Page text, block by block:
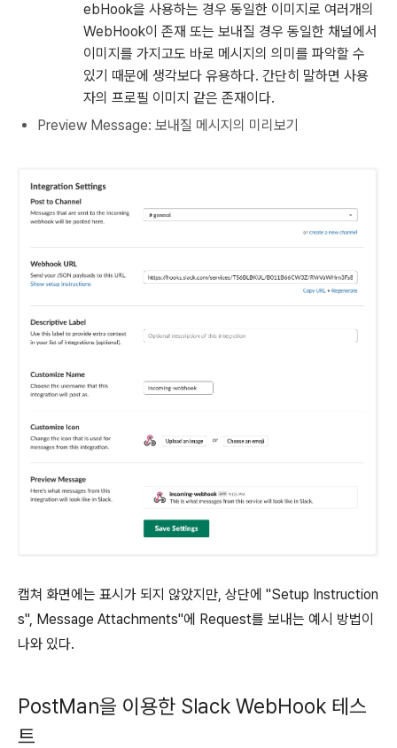
ebHook을 사용하는 경우 동일한 이미지로 여러개의
WebHook이 존재 또는 보내질 경우 동일한 채널에서
이미지를 가지고도 바로 메시지의 의미를 파악할 수
있기 때문에 생각보다 유용하다. 간단히 말하면 사용
자의 프로필 이미지 같은 존재이다.
Preview Message: 보내질 메시지의 미리보기
캡쳐 화면에는 표시가 되지 않았지만, 상단에 "Setup Instruction
s", Message Attachments"에 Request를 보내는 예시 방법이
나와 있다.
PostMan을 이용한 Slack WebHook 테스
트